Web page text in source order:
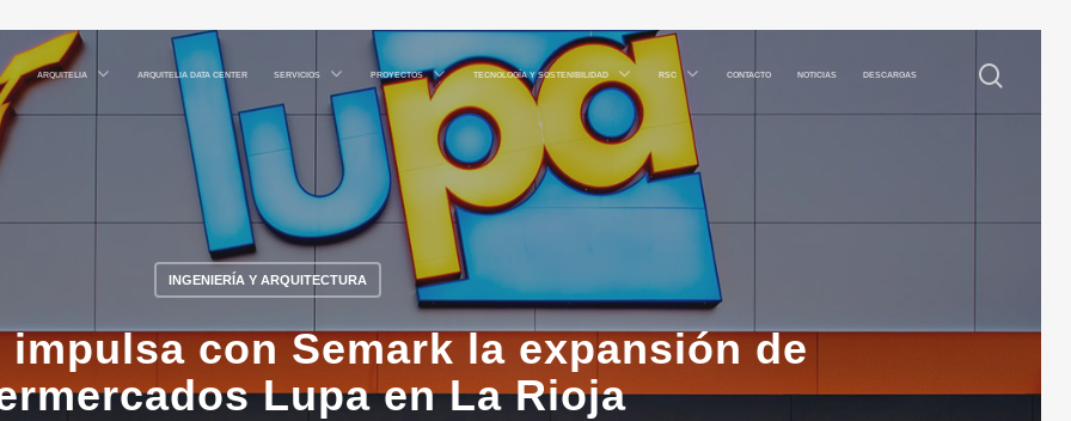
ARQUITELIA ARQUITELIA DATA CENTER SERVICIOS PROYECTOS TECNOLOGÍA Y SOSTENIBILIDAD RSC CONTACTO NOTICIAS DESCARGAS
INGENIERÍA Y ARQUITECTURA
impulsa con Semark la expansión de
Lupa en La Rioja